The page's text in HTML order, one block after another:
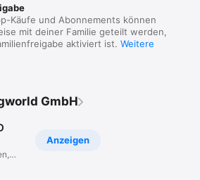
Käufe und Abonnements können
mit deiner Familie geteilt werden,
aktiviert ist. Weitere
GmbH
Anzeigen